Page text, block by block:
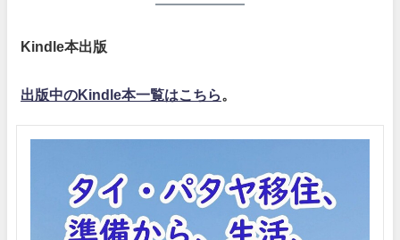
Kindle本出版
出版中のKindle本一覧はこちら 。